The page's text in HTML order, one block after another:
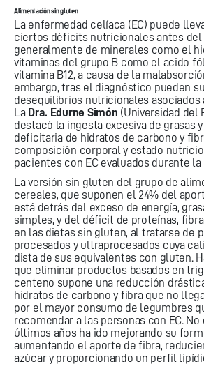
Alimentación sin gluten
La enfermedad celíaca (EC) puede
ciertos déficits nutricionales antes del
generalmente de minerales como el
vitaminas del grupo B como el acido
vitamina B12, a causa de la
embargo, tras el diagnóstico pueden
desequilibrios nutricionales asociados
La Dra. Edurne Simón (Universidad del
destacó la ingesta excesiva de grasas
deficitaria de hidratos de carbono y
composición corporal y estado
pacientes con EC evaluados durante
La versión sin gluten del grupo de
cereales, que suponen el 24% del
está detrás del exceso de energía,
simples, y del déficit de proteínas,
en las dietas sin gluten, al tratarse de
procesados y ultraprocesados cuya
dista de sus equivalentes con gluten.
que eliminar productos basados en
centeno supone una reducción
hidratos de carbono y fibra que no
por el mayor consumo de legumbres
recomendar a las personas con EC.
últimos años ha ido mejorando su
aumentando el aporte de fibra,
azúcar y proporcionando un perfil